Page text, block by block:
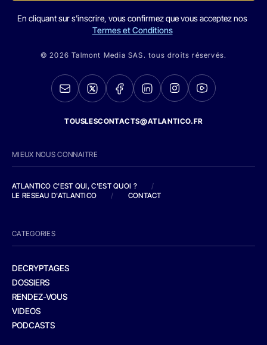
En cliquant sur s'inscrire, vous confirmez que vous acceptez nos
Termes et Conditions
© 2026 Talmont Media SAS. tous droits réservés.
TOUSLESCONTACTS@ATLANTICO.FR
MIEUX NOUS CONNAITRE
ATLANTICO C'EST QUI, C'EST QUOI ?
/
LE RESEAU D'ATLANTICO
/ CONTACT
CATEGORIES
DECRYPTAGES
DOSSIERS
RENDEZ-VOUS
VIDEOS
PODCASTS